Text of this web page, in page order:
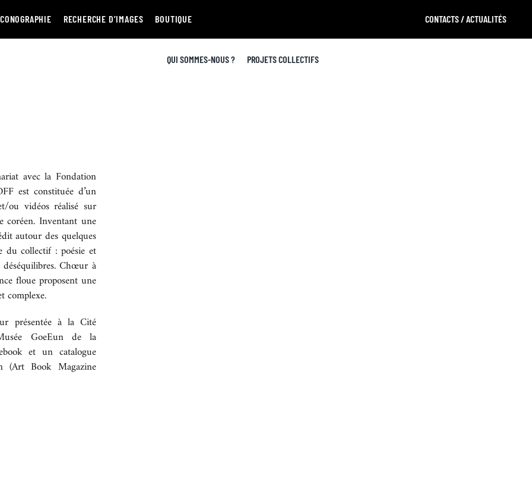
RECHERCHE D’IMAGES BOUTIQUE CONTACTS / ACTUALITÉS
QUI SOMMES-NOUS ? PROJETS COLLECTIFS
avec la Fondation
est constituée d’un
ou vidéos réalisé sur
Inventant une
autour des quelques
du collectif : poésie et
Chœur à
floue proposent une
complexe.
présentée à la Cité
GoeEun de la
et un catalogue
(Art Book Magazine